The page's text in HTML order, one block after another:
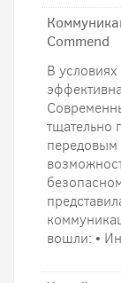
Commend
В
тщательно
передовым
вошли: •